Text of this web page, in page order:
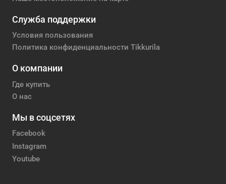
Служба поддержки
Условия пользования
Политика конфиденциальности Tikkurila
О компании
Где купить
О нас
Мы в соцсетях
Facebook
Instagram
Youtube